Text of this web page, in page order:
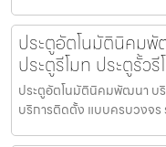
ประตูอัตโนมัตินิคมพั
ประตูรีโมท ประตูรั้ว
ประตูอัตโนมัตินิคมพัฒนา บริ
บริการติดตั้ง แบบครบวงจ